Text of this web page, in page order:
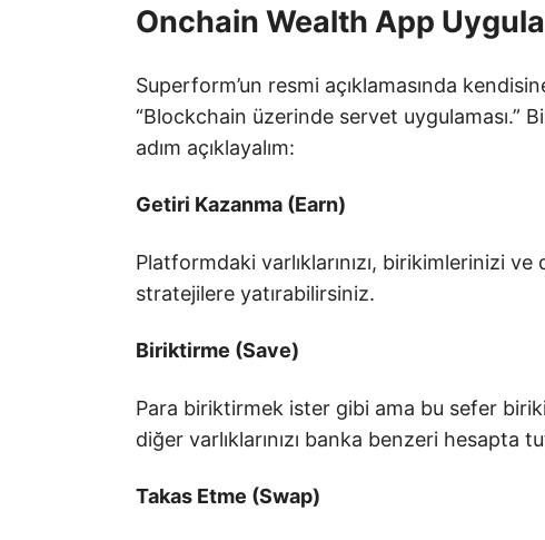
Onchain Wealth App
Superform’un resmi açıklamasında
“Blockchain üzerinde servet uygulaması.”
adım açıklayalım:
Getiri Kazanma (Earn)
Platformdaki varlıklarınızı, birikimlerinizi
stratejilere yatırabilirsiniz.
Biriktirme (Save)
Para biriktirmek ister gibi ama bu sefer
diğer varlıklarınızı banka benzeri hesapta
Takas Etme (Swap)